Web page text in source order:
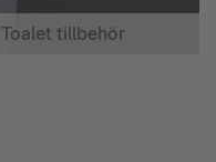
Toalet tillbehör